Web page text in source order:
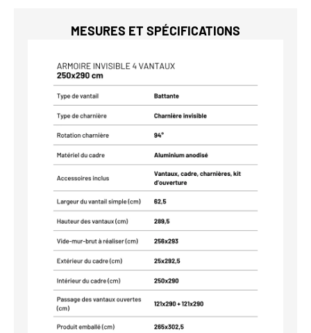
MESURES ET SPÉCIFICATIONS